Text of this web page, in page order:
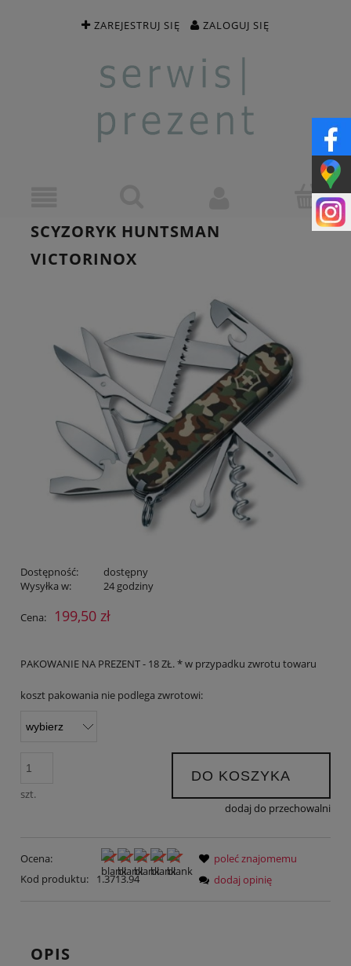
ZAREJESTRUJ SIĘ ZALOGUJ SIĘ
SCYZORYK HUNTSMAN
VICTORINOX
Dostępność:
dostępny
Wysyłka w:
24 godziny
Cena: 199,50 zł
PAKOWANIE NA PREZENT - 18 ZŁ. * w przypadku zwrotu towaru
koszt pakowania nie podlega zwrotowi:
szt.
DO KOSZYKA
dodaj do przechowalni
Ocena:
Kod produktu:
1.3713.94
poleć znajomemu
dodaj opinię
OPIS